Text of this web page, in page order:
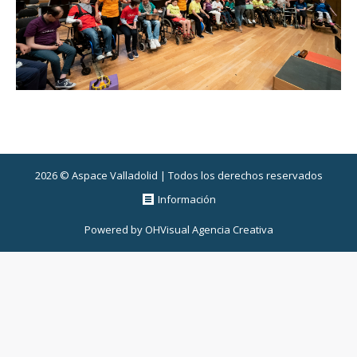
2026 © Aspace Valladolid | Todos los derechos reservados
Información
Powered byOHVisual Agencia Creativa